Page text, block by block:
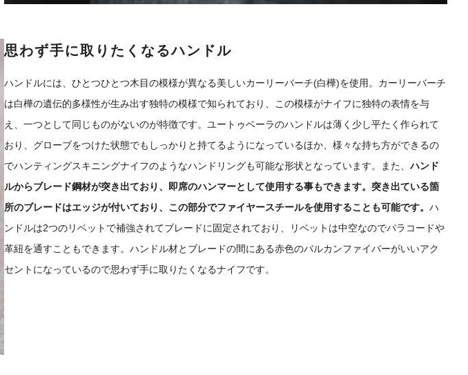
思わず手に取りたくなるハンドル
ハンドルには、ひとつひとつ木目の模様が異なる美しいカーリーバーチ(白樺)を使用。カーリーバーチ
は白樺の遺伝的多様性が生み出す独特の模様で知られており、この模様がナイフに独特の表情を与
え、一つとして同じものがないのが特徴です。ユートゥベーラのハンドルは薄く少し平たく作られて
おり、グローブをつけた状態でもしっかりと持てるようになっているほか、様々な持ち方ができるの
でハンティングスキニングナイフのようなハンドリングも可能な形状となっています。また、ハンド
ルからブレード鋼材が突き出ており、即席のハンマーとして使用する事もできます。突き出ている箇
所のブレードはエッジが付いており、この部分でファイヤースチールを使用することも可能です。 ハ
ンドルは2つのリベットで補強されてブレードに固定されており、リベットは中空なのでパラコードや
革紐を通すこともできます。ハンドル材とブレードの間にある赤色のバルカンファイバーがいいアク
セントになっているので思わず手に取りたくなるナイフです。